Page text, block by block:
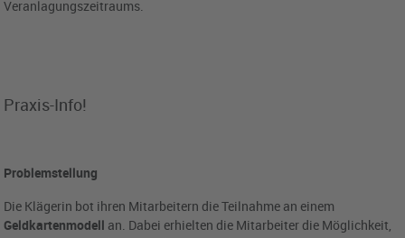
Veranlagungszeitraums.
Praxis-Info!
Problemstellung
Die Klägerin bot ihren Mitarbeitern die Teilnahme an einem
Geldkartenmodell an. Dabei erhielten die Mitarbeiter die Möglichkeit,